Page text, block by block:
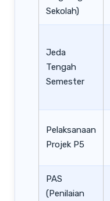
Sekolah)
Jeda
Tengah
Semester
Pelaksanaan
Projek P5
PAS
(Penilaian